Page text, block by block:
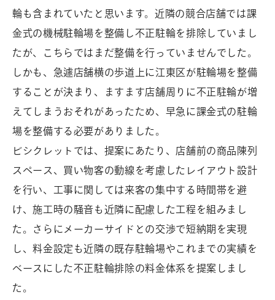
輪も含まれていたと思います。近隣の競合店舗では課
金式の機械駐輪場を整備し不正駐輪を排除していまし
たが、こちらではまだ整備を行っていませんでした。
しかも、急遽店舗横の歩道上に江東区が駐輪場を整備
することが決まり、ますます店舗周りに不正駐輪が増
えてしまうおそれがあったため、早急に課金式の駐輪
場を整備する必要がありました。
ビシクレットでは、提案にあたり、店舗前の商品陳列
スペース、買い物客の動線を考慮したレイアウト設計
を行い、工事に関しては来客の集中する時間帯を避
け、施工時の騒音も近隣に配慮した工程を組みまし
た。さらにメーカーサイドとの交渉で短納期を実現
し、料金設定も近隣の既存駐輪場やこれまでの実績を
ベースにした不正駐輪排除の料金体系を提案しまし
た。